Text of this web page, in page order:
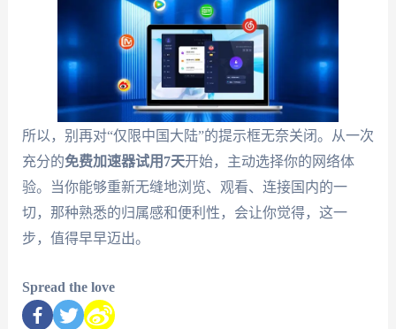
所以，别再对“仅限中国大陆”的提示框无奈关闭。从一次
充分的免费加速器试用7天开始，主动选择你的网络体
验。当你能够重新无缝地浏览、观看、连接国内的一
切，那种熟悉的归属感和便利性，会让你觉得，这一
步，值得早早迈出。
Spread the love